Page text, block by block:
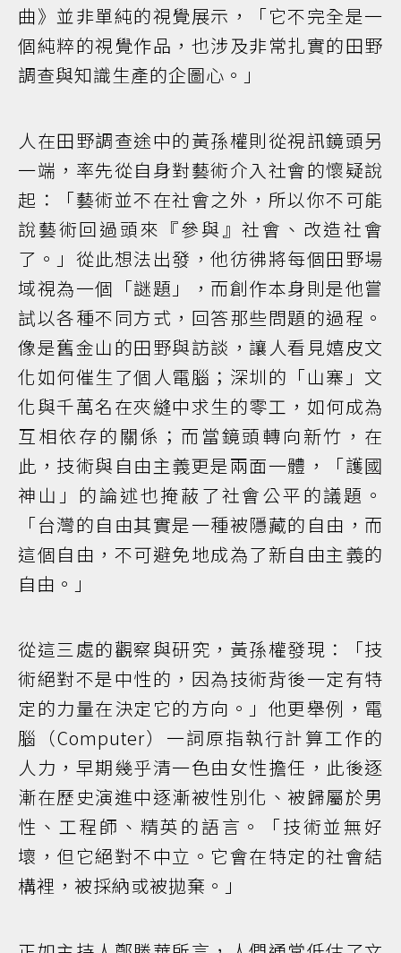
曲》並非單純的視覺展示，「它不完全是一
個純粹的視覺作品，也涉及非常扎實的田野
調查與知識生產的企圖心。」
人在田野調查途中的黃孫權則從視訊鏡頭另
一端，率先從自身對藝術介入社會的懷疑說
起：「藝術並不在社會之外，所以你不可能
說藝術回過頭來『參與』社會、改造社會
了。」從此想法出發，他彷彿將每個田野場
域視為一個「謎題」，而創作本身則是他嘗
試以各種不同方式，回答那些問題的過程。
像是舊金山的田野與訪談，讓人看見嬉皮文
化如何催生了個人電腦；深圳的「山寨」文
化與千萬名在夾縫中求生的零工，如何成為
互相依存的關係；而當鏡頭轉向新竹，在
此，技術與自由主義更是兩面一體，「護國
神山」的論述也掩蔽了社會公平的議題。
「台灣的自由其實是一種被隱藏的自由，而
這個自由，不可避免地成為了新自由主義的
自由。」
從這三處的觀察與研究，黃孫權發現：「技
術絕對不是中性的，因為技術背後一定有特
定的力量在決定它的方向。」他更舉例，電
腦（Computer）一詞原指執行計算工作的
人力，早期幾乎清一色由女性擔任，此後逐
漸在歷史演進中逐漸被性別化、被歸屬於男
性、工程師、精英的語言。「技術並無好
壞，但它絕對不中立。它會在特定的社會結
構裡，被採納或被拋棄。」